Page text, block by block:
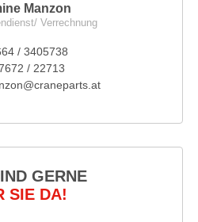
Manzon
Verrechnung
/ 3405738
/ 22713
GERNE
SIE DA!